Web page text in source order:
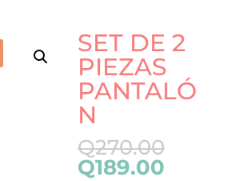
SET DE 2
PIEZAS
PANTALÓ
N
Q270.00
Q189.00